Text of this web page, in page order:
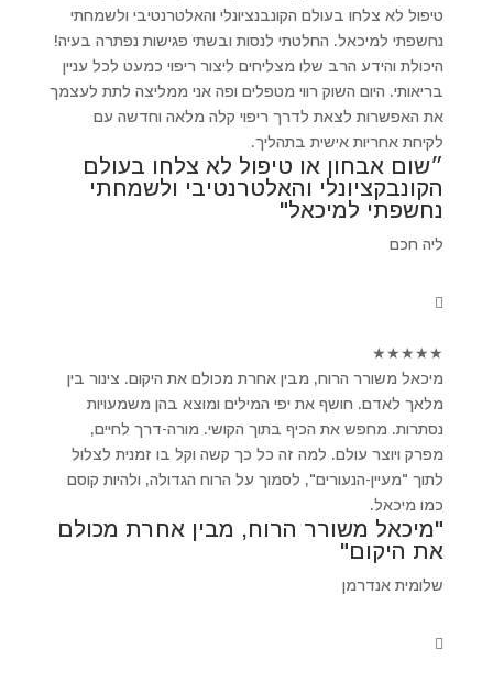
טיפול לא צלחו בעולם הקונבנציונלי והאלטרנטיבי ולשמחתי
נחשפתי למיכאל. החלטתי לנסות ובשתי פגישות נפתרה בעיה!
היכולת והידע הרב שלו מצליחים ליצור ריפוי כמעט לכל עניין
בריאותי. היום השוק רווי מטפלים ופה אני ממליצה לתת לעצמך
את האפשרות לצאת לדרך ריפוי קלה מלאה וחדשה עם
לקיחת אחריות אישית בתהליך.
״שום אבחון או טיפול לא צלחו בעולם
הקונבקציונלי והאלטרנטיבי ולשמחתי
נחשפתי למיכאל"
ליה חכם
★
★
★
★
★
מיכאל משורר הרוח, מבין אחרת מכולם את היקום. צינור בין
מלאך לאדם. חושף את יפי המילים ומוצא בהן משמעויות
נסתרות. מחפש את הכיף בתוך הקושי. מורה-דרך לחיים,
מפרק ויוצר עולם. למה זה כל כך קשה וקל בו זמנית לצלול
לתוך "מעיין-הנעורים", לסמוך על הרוח הגדולה, ולהיות קוסם
כמו מיכאל.
"מיכאל משורר הרוח, מבין אחרת מכולם
את היקום"
שלומית אנדרמן